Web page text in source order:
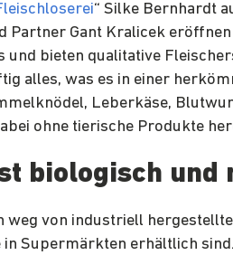
“ Silke Bernhardt
Partner Gant Kralicek
und bieten qualitative
alles, was es in einer
Leberkäse,
ohne tierische Produkte
biologisch und
weg von industriell
Supermärkten erhältlich